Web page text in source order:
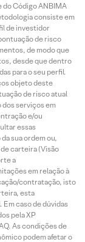
do Código ANBIMA
consiste em
de investidor
de risco
de modo que
desde que dentro
para o seu perfil.
objeto deste
de risco atual
serviços em
e/ou
essas
sua ordem ou,
carteira (Visão
a
em relação à
contratação, isto
esta
caso de dúvidas
pela XP
As condições de
podem afetar o